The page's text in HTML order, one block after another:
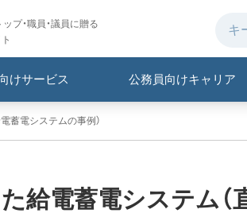
プ・職員・議員に贈る
けサービス 公務員向けキャリア
蓄電システムの事例）
給電蓄電システム（